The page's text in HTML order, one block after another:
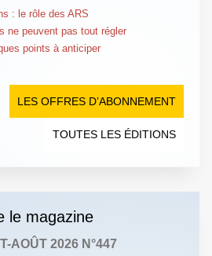
: le rôle des ARS
ne peuvent pas tout régler
points à anticiper
LES OFFRES D’ABONNEMENT
TOUTES LES ÉDITIONS
le magazine
AOÛT 2026 N°447